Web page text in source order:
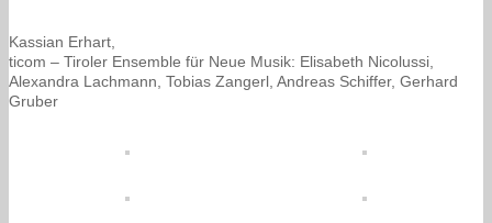
Kassian Erhart,
ticom – Tiroler Ensemble für Neue Musik: Elisabeth Nicolussi,
Alexandra Lachmann, Tobias Zangerl, Andreas Schiffer, Gerhard
Gruber